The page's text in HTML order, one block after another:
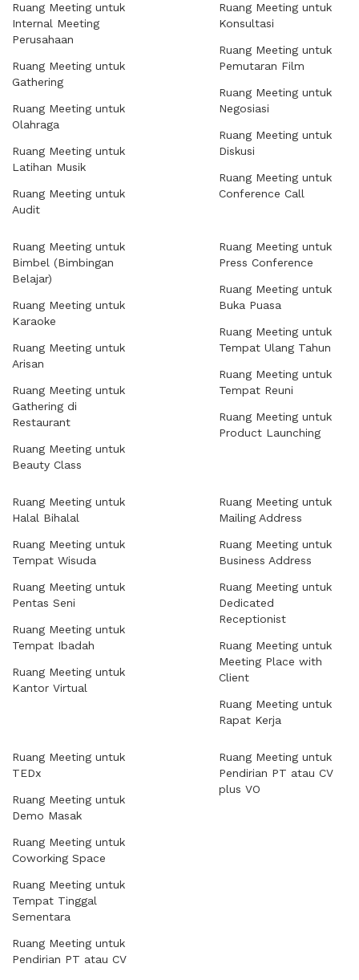
Ruang Meeting untuk
Internal Meeting
Perusahaan
Ruang Meeting untuk
Gathering
Ruang Meeting untuk
Olahraga
Ruang Meeting untuk
Latihan Musik
Ruang Meeting untuk
Audit
Ruang Meeting untuk
Konsultasi
Ruang Meeting untuk
Pemutaran Film
Ruang Meeting untuk
Negosiasi
Ruang Meeting untuk
Diskusi
Ruang Meeting untuk
Conference Call
Ruang Meeting untuk
Bimbel (Bimbingan
Belajar)
Ruang Meeting untuk
Karaoke
Ruang Meeting untuk
Arisan
Ruang Meeting untuk
Gathering di
Restaurant
Ruang Meeting untuk
Beauty Class
Ruang Meeting untuk
Press Conference
Ruang Meeting untuk
Buka Puasa
Ruang Meeting untuk
Tempat Ulang Tahun
Ruang Meeting untuk
Tempat Reuni
Ruang Meeting untuk
Product Launching
Ruang Meeting untuk
Halal Bihalal
Ruang Meeting untuk
Tempat Wisuda
Ruang Meeting untuk
Pentas Seni
Ruang Meeting untuk
Tempat Ibadah
Ruang Meeting untuk
Kantor Virtual
Ruang Meeting untuk
Mailing Address
Ruang Meeting untuk
Business Address
Ruang Meeting untuk
Dedicated
Receptionist
Ruang Meeting untuk
Meeting Place with
Client
Ruang Meeting untuk
Rapat Kerja
Ruang Meeting untuk
TEDx
Ruang Meeting untuk
Demo Masak
Ruang Meeting untuk
Coworking Space
Ruang Meeting untuk
Tempat Tinggal
Sementara
Ruang Meeting untuk
Pendirian PT atau CV
Ruang Meeting untuk
Pendirian PT atau CV
plus VO